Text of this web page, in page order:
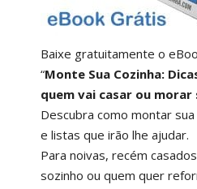
Baixe gratuitamente o
“Monte Sua Cozinha:
quem vai casar ou morar
Descubra como montar
e listas que irão lhe ajudar.
Para noivas, recém
sozinho ou quem quer